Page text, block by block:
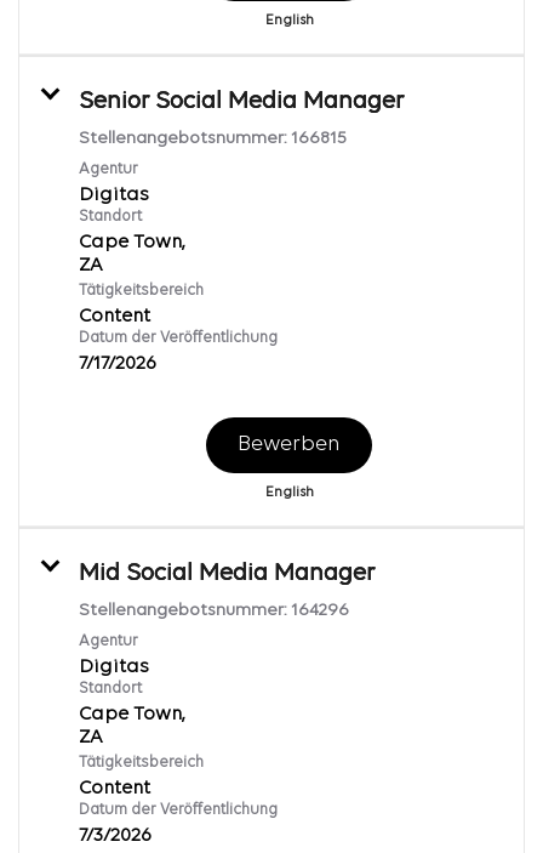
English
Senior Social Media Manager
Stellenangebotsnummer: 166815
Agentur
Digitas
Standort
Cape Town,
Tätigkeitsbereich
Content
Datum der Veröffentlichung
7/17/2026
Bewerben
English
Mid Social Media Manager
Stellenangebotsnummer: 164296
Agentur
Digitas
Standort
Cape Town,
Tätigkeitsbereich
Content
Datum der Veröffentlichung
7/3/2026